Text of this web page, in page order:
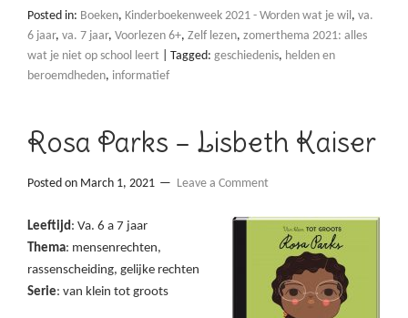
Posted in: Boeken, Kinderboekenweek 2021 - Worden wat je wil, va.
6 jaar, va. 7 jaar, Voorlezen 6+, Zelf lezen, zomerthema 2021: alles
wat je niet op school leert
Tagged: geschiedenis, helden en
beroemdheden, informatief
Rosa Parks – Lisbeth Kaiser
Posted on March 1, 2021 Leave a Comment
Leeftijd: Va. 6 a 7 jaar
Thema: mensenrechten,
rassenscheiding, gelijke rechten
Serie: van klein tot groots